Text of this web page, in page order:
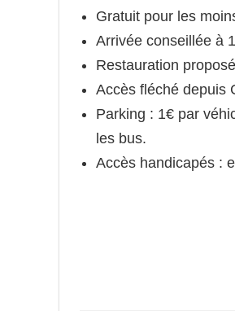
Gratuit pour les
Arrivée conseillée à
Restauration
Accès fléché depuis
Parking : 1€ par
les bus.
Accès handicapés :